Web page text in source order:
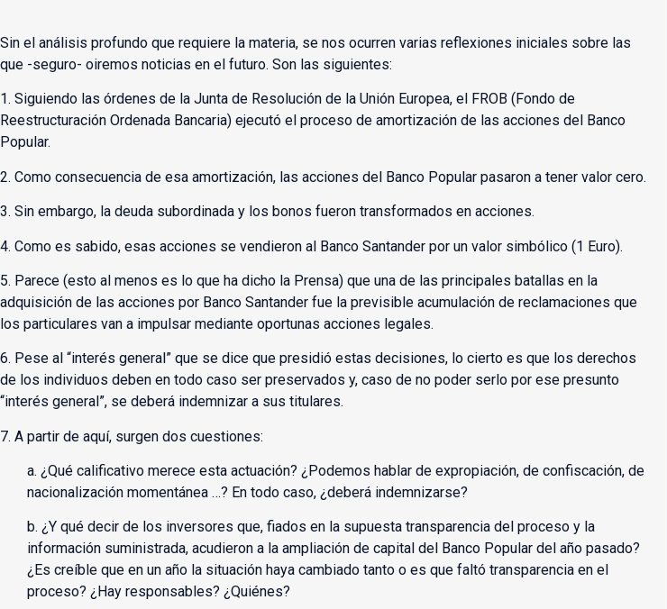
Sin el análisis profundo que requiere la materia, se nos ocurren varias reflexiones iniciales sobre las
que -seguro- oiremos noticias en el futuro. Son las siguientes:
1. Siguiendo las órdenes de la Junta de Resolución de la Unión Europea, el FROB (Fondo de
Reestructuración Ordenada Bancaria) ejecutó el proceso de amortización de las acciones del Banco
Popular.
2. Como consecuencia de esa amortización, las acciones del Banco Popular pasaron a tener valor cero.
3. Sin embargo, la deuda subordinada y los bonos fueron transformados en acciones.
4. Como es sabido, esas acciones se vendieron al Banco Santander por un valor simbólico (1 Euro).
5. Parece (esto al menos es lo que ha dicho la Prensa) que una de las principales batallas en la
adquisición de las acciones por Banco Santander fue la previsible acumulación de reclamaciones que
los particulares van a impulsar mediante oportunas acciones legales.
6. Pese al “interés general” que se dice que presidió estas decisiones, lo cierto es que los derechos
de los individuos deben en todo caso ser preservados y, caso de no poder serlo por ese presunto
“interés general”, se deberá indemnizar a sus titulares.
7. A partir de aquí, surgen dos cuestiones:
a. ¿Qué calificativo merece esta actuación? ¿Podemos hablar de expropiación, de confiscación, de
nacionalización momentánea …? En todo caso, ¿deberá indemnizarse?
b. ¿Y qué decir de los inversores que, fiados en la supuesta transparencia del proceso y la
información suministrada, acudieron a la ampliación de capital del Banco Popular del año pasado?
¿Es creíble que en un año la situación haya cambiado tanto o es que faltó transparencia en el
proceso? ¿Hay responsables? ¿Quiénes?